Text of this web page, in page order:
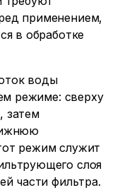
применением,
в обработке
воды
режиме: сверху
затем
режим служит
слоя
части фильтра.